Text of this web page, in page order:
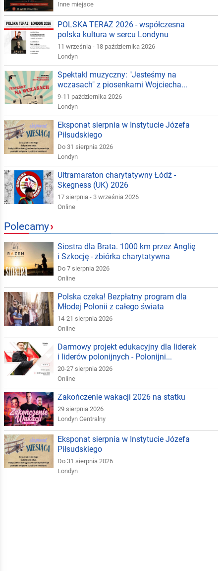
Inne miejsce
POLSKA TERAZ 2026 - współczesna
polska kultura w sercu Londynu
11 września - 18 października 2026
Londyn
Spektakl muzyczny: "Jesteśmy na
wczasach" z piosenkami Wojciecha...
9-11 października 2026
Londyn
Eksponat sierpnia w Instytucie Józefa
Piłsudskiego
Do 31 sierpnia 2026
Londyn
Ultramaraton charytatywny Łódź -
Skegness (UK) 2026
17 sierpnia - 3 września 2026
Online
Polecamy›
Siostra dla Brata. 1000 km przez Anglię
i Szkocję - zbiórka charytatywna
Do 7 sierpnia 2026
Online
Polska czeka! Bezpłatny program dla
Młodej Polonii z całego świata
14-21 sierpnia 2026
Online
Darmowy projekt edukacyjny dla liderek
i liderów polonijnych - Polonijni...
20-27 sierpnia 2026
Online
Zakończenie wakacji 2026 na statku
29 sierpnia 2026
Londyn Centralny
Eksponat sierpnia w Instytucie Józefa
Piłsudskiego
Do 31 sierpnia 2026
Londyn